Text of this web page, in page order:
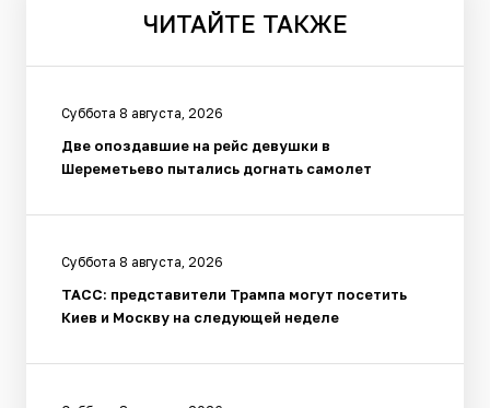
ЧИТАЙТЕ ТАКЖЕ
Суббота 8 августа, 2026
Две опоздавшие на рейс девушки в
Шереметьево пытались догнать самолет
Суббота 8 августа, 2026
ТАСС: представители Трампа могут посетить
Киев и Москву на следующей неделе